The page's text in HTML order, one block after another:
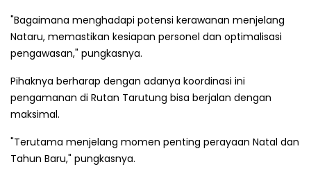
"Bagaimana menghadapi potensi kerawanan menjelang
Nataru, memastikan kesiapan personel dan optimalisasi
pengawasan," pungkasnya.
Pihaknya berharap dengan adanya koordinasi ini
pengamanan di Rutan Tarutung bisa berjalan dengan
maksimal.
"Terutama menjelang momen penting perayaan Natal dan
Tahun Baru," pungkasnya.